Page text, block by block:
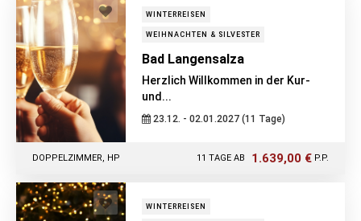
WINTERREISEN
WEIHNACHTEN & SILVESTER
Bad Langensalza
Herzlich Willkommen in der Kur-
und...
23.12. - 02.01.2027 (11 Tage)
11 TAGE AB 1.639,00 € P.P.
DOPPELZIMMER, HP
WINTERREISEN